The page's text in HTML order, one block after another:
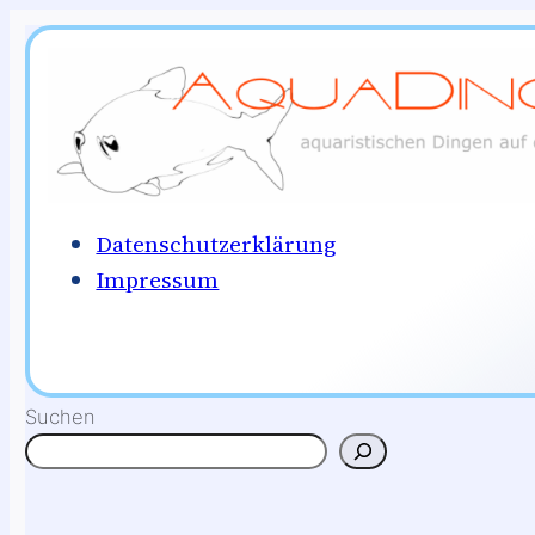
Zum
springen
Datenschutzerklärung
Impressum
Suchen